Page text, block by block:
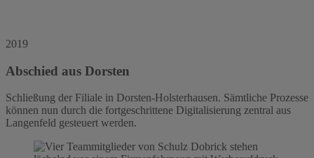
2019
Abschied aus Dorsten
Schließung der Filiale in Dorsten-Holsterhausen. Sämtliche Prozesse
können nun durch die fortgeschrittene Digitalisierung zentral aus
Langenfeld gesteuert werden.